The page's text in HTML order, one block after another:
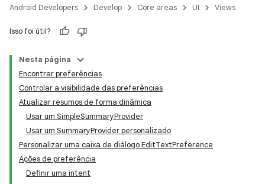
Android Developers Develop Core areas UI Views
Isso foi útil?
Nesta página
Encontrar preferências
Controlar a visibilidade das preferências
Atualizar resumos de forma dinâmica
Usar um SimpleSummaryProvider
Usar um SummaryProvider personalizado
Personalizar uma caixa de diálogo EditTextPreference
Ações de preferência
Definir uma intent